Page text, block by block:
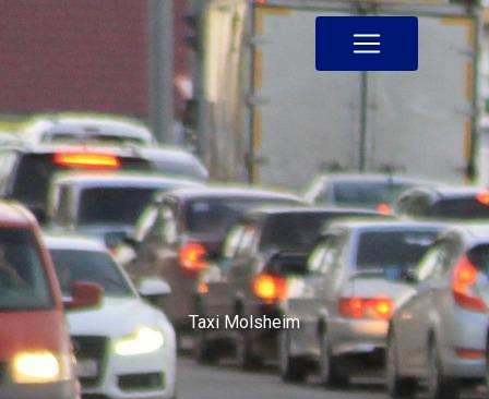
Taxi Molsheim
Panneau de gestion des cookies